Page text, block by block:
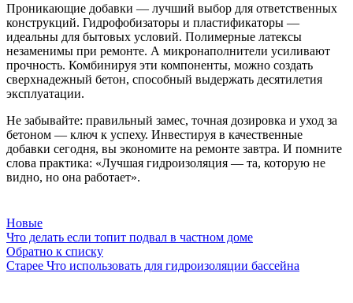
Проникающие добавки — лучший выбор для ответственных
конструкций. Гидрофобизаторы и пластификаторы —
идеальны для бытовых условий. Полимерные латексы
незаменимы при ремонте. А микронаполнители усиливают
прочность. Комбинируя эти компоненты, можно создать
сверхнадежный бетон, способный выдержать десятилетия
эксплуатации.
Не забывайте: правильный замес, точная дозировка и уход за
бетоном — ключ к успеху. Инвестируя в качественные
добавки сегодня, вы экономите на ремонте завтра. И помните
слова практика: «Лучшая гидроизоляция — та, которую не
видно, но она работает».
Новые
Что делать если топит подвал в частном доме
Обратно к списку
Старее Что использовать для гидроизоляции бассейна